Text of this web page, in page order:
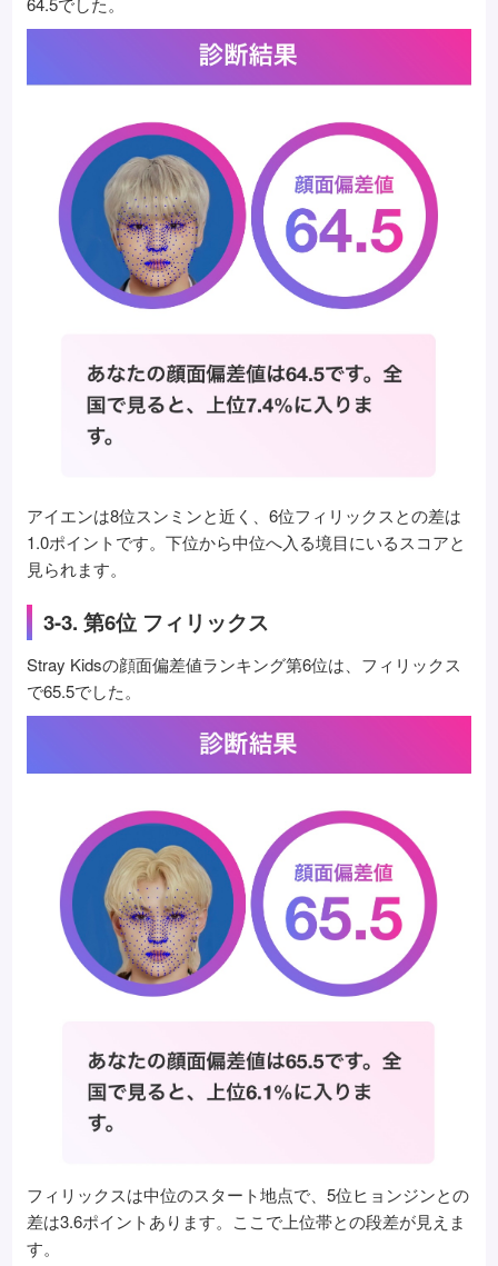
アイエンは8位スンミンと近く、6位フィリックスとの差は
1.0ポイントです。下位から中位へ入る境目にいるスコアと
見られます。
3-3. 第6位 フィリックス
Stray Kidsの顔面偏差値ランキング第6位は、フィリックス
で65.5でした。
フィリックスは中位のスタート地点で、5位ヒョンジンとの
差は3.6ポイントあります。ここで上位帯との段差が見えま
す。